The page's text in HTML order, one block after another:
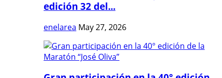
edición 32 del...
enelarea May 27, 2026